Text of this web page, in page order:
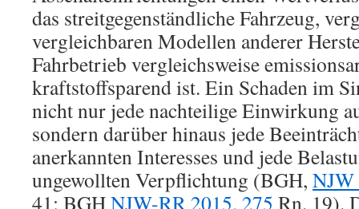
das streitgegenständliche Fahrzeug,
vergleichbaren Modellen anderer
Fahrbetrieb vergleichsweise
kraftstoffsparend ist. Ein Schaden im
nicht nur jede nachteilige Einwirkung
sondern darüber hinaus jede
anerkannten Interesses und jede
ungewollten Verpflichtung (BGH, NJW
41; BGHNJW-RR 2015, 275 Rn. 19).